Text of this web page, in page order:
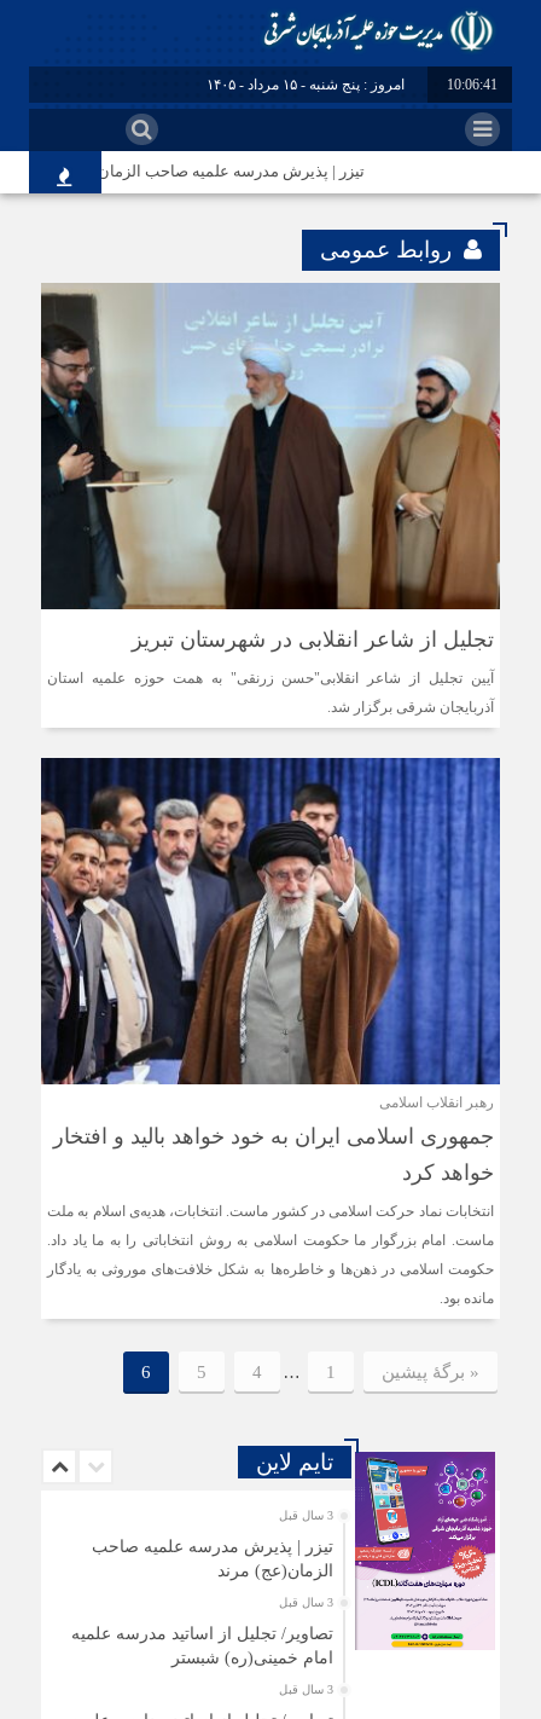
10:06:41 امروز : پنج شنبه - ۱۵ مرداد - ۱۴۰۵
تیزر | پذیرش مدرسه علمیه صاحب الزمان(عج) مرند
روابط عمومی
تجلیل از شاعر انقلابی در شهرستان تبریز
آیین تجلیل از شاعر انقلابی"حسن زرنقی" به همت حوزه علمیه استان
آذربایجان شرقی برگزار شد.
رهبر انقلاب اسلامی
جمهوری اسلامی ایران به خود خواهد بالید و افتخار
خواهد کرد
انتخابات نماد حرکت اسلامی در کشور ماست. انتخابات، هدیه‌ی اسلام به ملت
ماست. امام بزرگوار ما حکومت اسلامی به روش انتخاباتی را به ما یاد داد.
حکومت اسلامی در ذهن‌ها و خاطره‌ها به شکل خلافت‌های موروثی به یادگار
مانده بود.
« برگه‌ٔ پیشین 1
…
4
5
6
تایم لاین
3 سال قبل
تیزر | پذیرش مدرسه علمیه صاحب
الزمان(عج) مرند
3 سال قبل
تصاویر/ تجلیل از اساتید مدرسه علمیه
امام خمینی(ره) شبستر
3 سال قبل